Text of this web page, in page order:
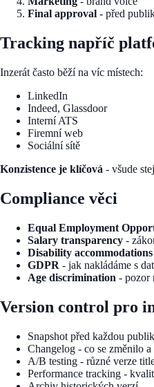
Final approval - před
Tracking napříč
Inzerát často běží na víc místech:
LinkedIn
Indeed, Glassdoor
Interní ATS
Firemní web
Sociální sítě
Konzistence je klíčová - všude
Compliance věci
Equal Employment
Salary transparency -
Disability accommodations
GDPR - jak nakládáme s
Age discrimination - pozor
Version control pro
Snapshot před každou
Changelog - co se změnilo a
A/B testing - různé verze
Performance tracking -